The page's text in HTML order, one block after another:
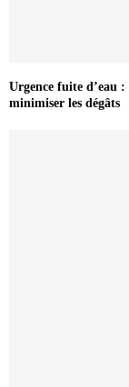
Urgence fuite d’eau
minimiser les dégâts